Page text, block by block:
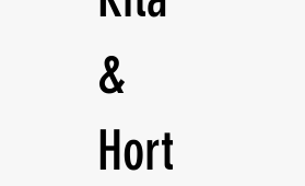
&
Hort